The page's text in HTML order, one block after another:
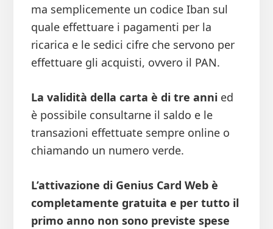
ma semplicemente un codice Iban sul
quale effettuare i pagamenti per la
ricarica e le sedici cifre che servono per
effettuare gli acquisti, ovvero il PAN.
La validità della carta è di tre anni ed
è possibile consultarne il saldo e le
transazioni effettuate sempre online o
chiamando un numero verde.
L’attivazione di Genius Card Web è
completamente gratuita e per tutto il
primo anno non sono previste spese